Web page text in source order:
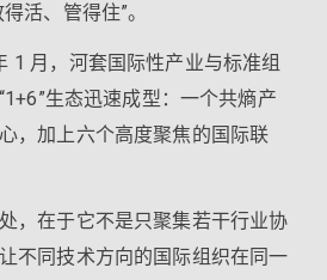
活、管得住”。
1 月，河套国际性产业与标准组
生态迅速成型：一个共熵产
，加上六个高度聚焦的国际联
，在于它不是只聚集若干行业协
不同技术方向的国际组织在同一